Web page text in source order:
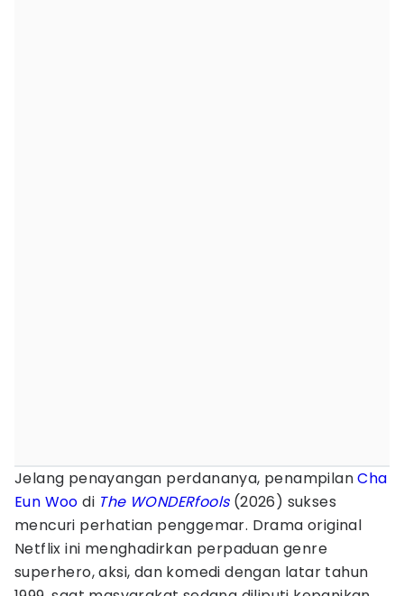
Jelang penayangan perdananya, penampilanCha
Eun Woo di The WONDERfools(2026) sukses
mencuri perhatian penggemar. Drama original
Netflix ini menghadirkan perpaduan genre
superhero, aksi, dan komedi dengan latar tahun